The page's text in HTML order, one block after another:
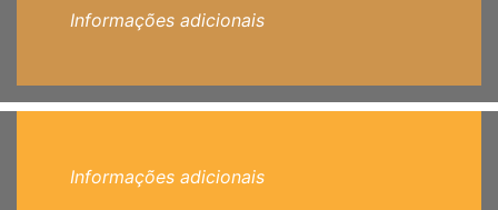
Informações adicionais
Informações adicionais